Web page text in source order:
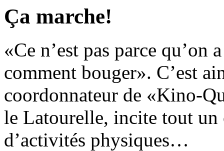
Ça marche!
«Ce n’est pas parce qu’on
comment bouger». C’est
coordonnateur de «Kino-
le Latourelle, incite tout un
d’activités physiques…